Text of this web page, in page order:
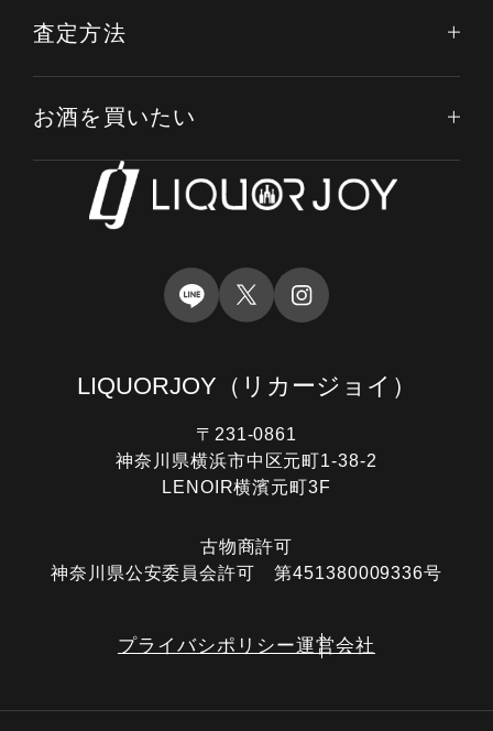
LIQUORJOY （リカージョイ）
〒231-0861
神奈川県横浜市中区元町1-38-2
LENOIR横濱元町3F
古物商許可
神奈川県公安委員会許可 第451380009336号
プライバシポリシー運営会社
査定方法
お酒を買いたい
電話する LINE査定 オンライン査定